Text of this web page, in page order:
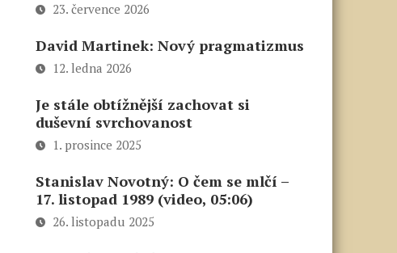
23. července 2026
David Martinek: Nový pragmatizmus
12. ledna 2026
Je stále obtížnější zachovat si
duševní svrchovanost
1. prosince 2025
Stanislav Novotný: O čem se mlčí –
17. listopad 1989 (video, 05:06)
26. listopadu 2025